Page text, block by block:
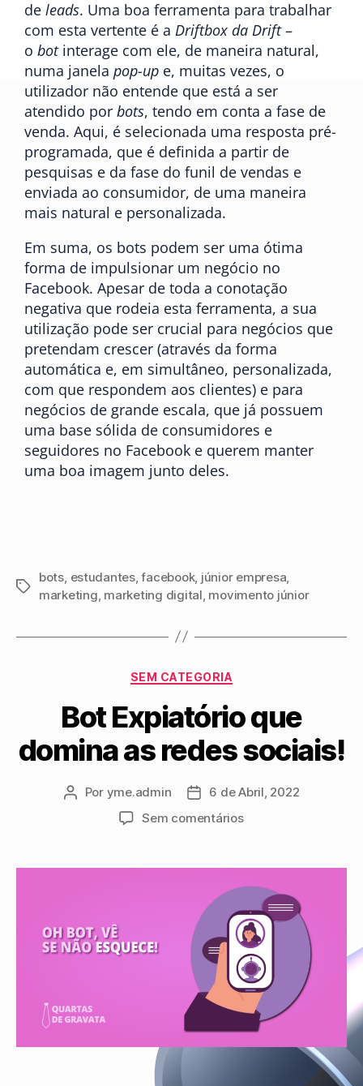
de leads. Uma boa ferramenta para trabalhar
com esta vertente é a Driftbox da Drift–
o botinterage com ele, de maneira natural,
numa janela pop-up e, muitas vezes, o
utilizador não entende que está a ser
atendido por bots, tendo em conta a fase de
venda. Aqui, é selecionada uma resposta pré-
programada, que é definida a partir de
pesquisas e da fase do funil de vendas e
enviada ao consumidor, de uma maneira
mais natural e personalizada.
Em suma, os bots podem ser uma ótima
forma de impulsionar um negócio no
Facebook. Apesar de toda a conotação
negativa que rodeia esta ferramenta, a sua
utilização pode ser crucial para negócios que
pretendam crescer (através da forma
automática e, em simultâneo, personalizada,
com que respondem aos clientes) e para
negócios de grande escala, que já possuem
uma base sólida de consumidores e
seguidores no Facebook e querem manter
uma boa imagem junto deles.
bots, estudantes,facebook, júnior empresa,
marketing, marketing digital, movimento júnior
SEM CATEGORIA
Bot Expiatório que
domina as redes sociais!
Por yme.admin
6 de Abril, 2022
Sem comentários